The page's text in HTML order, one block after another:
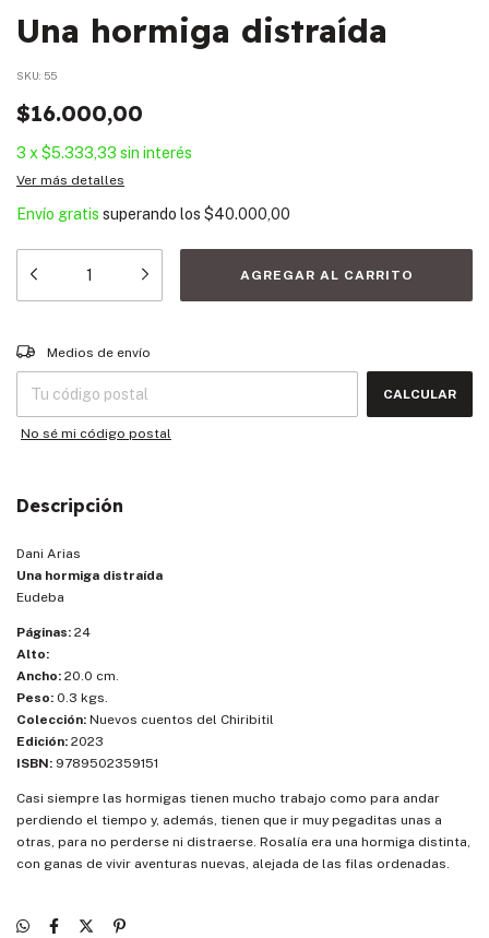
Una hormiga distraída
SKU: 55
$16.000,00
3 x $5.333,33 sin interés
Ver más detalles
Envío gratis superando los $40.000,00
Entregas para el CP:
Medios de envío
CALCULAR
No sé mi código postal
Descripción
Dani Arias
Una hormiga distraída
Eudeba
Páginas: 24
Alto:
Ancho: 20.0 cm.
Peso: 0.3 kgs.
Colección: Nuevos cuentos del Chiribitil
Edición: 2023
ISBN: 9789502359151
Casi siempre las hormigas tienen mucho trabajo como para andar
perdiendo el tiempo y, además, tienen que ir muy pegaditas unas a
otras, para no perderse ni distraerse. Rosalía era una hormiga distinta,
con ganas de vivir aventuras nuevas, alejada de las filas ordenadas.